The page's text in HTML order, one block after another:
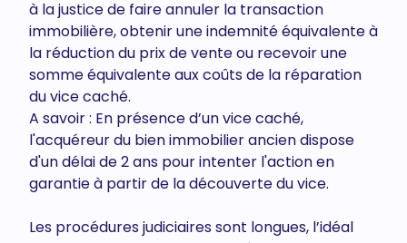
à la justice de faire annuler la transaction
immobilière, obtenir une indemnité équivalente à
la réduction du prix de vente ou recevoir une
somme équivalente aux coûts de la réparation
du vice caché.
A savoir : En présence d’un vice caché,
l'acquéreur du bien immobilier ancien dispose
d'un délai de 2 ans pour intenter l'action en
garantie à partir de la découverte du vice.
Les procédures judiciaires sont longues, l’idéal